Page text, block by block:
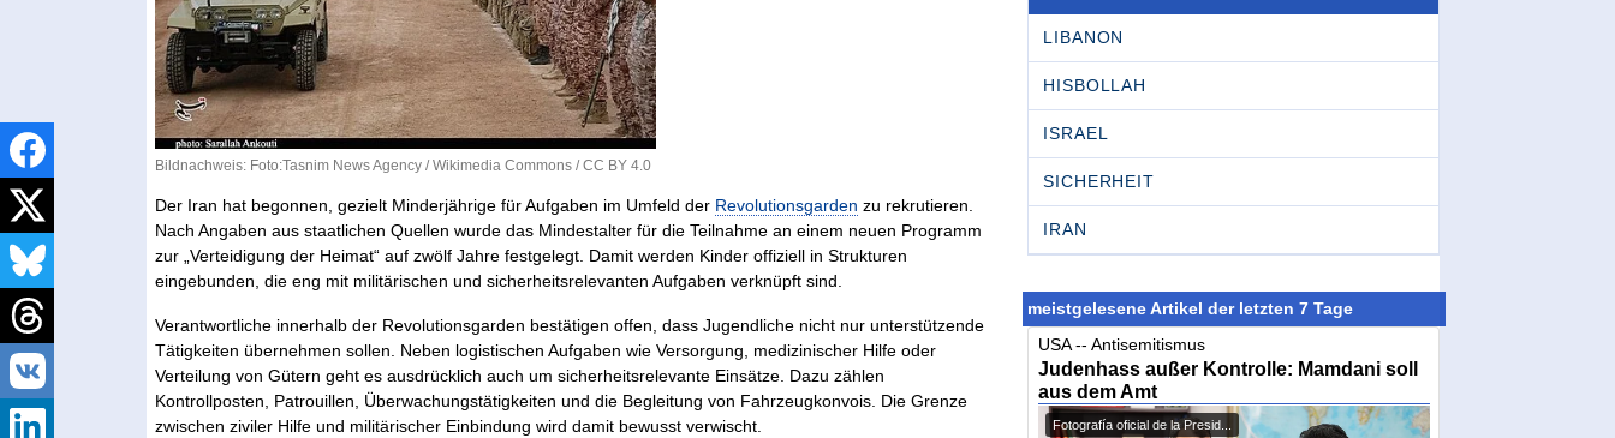
Bildnachweis: Foto:Tasnim News Agency /Wikimedia Commons /CC BY 4.0
Der Iran hat begonnen, gezielt Minderjährige für Aufgaben im Umfeld der Revolutionsgarden zu rekrutieren.
Nach Angaben aus staatlichen Quellen wurde das Mindestalter für die Teilnahme an einem neuen Programm
zur „Verteidigung der Heimat“ auf zwölf Jahre festgelegt. Damit werden Kinder offiziell in Strukturen
eingebunden, die eng mit militärischen und sicherheitsrelevanten Aufgaben verknüpft sind.
Verantwortliche innerhalb der Revolutionsgarden bestätigen offen, dass Jugendliche nicht nur unterstützende
Tätigkeiten übernehmen sollen. Neben logistischen Aufgaben wie Versorgung, medizinischer Hilfe oder
Verteilung von Gütern geht es ausdrücklich auch um sicherheitsrelevante Einsätze. Dazu zählen
Kontrollposten, Patrouillen, Überwachungstätigkeiten und die Begleitung von Fahrzeugkonvois. Die Grenze
zwischen ziviler Hilfe und militärischer Einbindung wird damit bewusst verwischt.
LIBANON
HISBOLLAH
ISRAEL
SICHERHEIT
IRAN
meistgelesene Artikel der letzten 7 Tage
USA -- Antisemitismus
Judenhass außer Kontrolle: Mamdani soll
aus dem Amt
Fotografía oficial de la Presid...